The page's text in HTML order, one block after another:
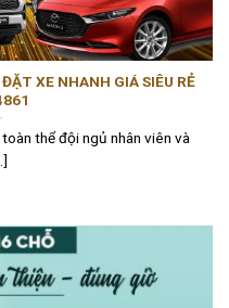
XE NHANH GIÁ SIÊU RẺ
thể đội ngủ nhân viên và